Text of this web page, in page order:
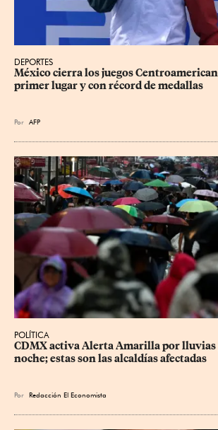
DEPORTES
México cierra los juegos
primer lugar y con récord de medallas
Por AFP
POLÍTICA
CDMX activa Alerta Amarilla por lluvias
noche; estas son las alcaldías afectadas
Por Redacción El Economista